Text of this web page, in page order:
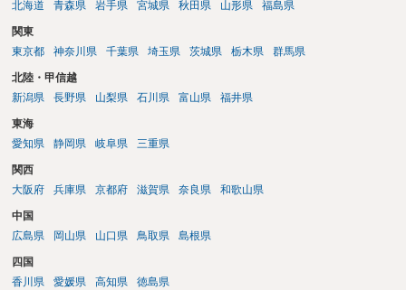
北海道
青森県 岩手県 宮城県 秋田県 山形県 福島県
関東
東京都
神奈川県 千葉県 埼玉県 茨城県 栃木県 群馬県
北陸・甲信越
新潟県
長野県 山梨県 石川県 富山県 福井県
東海
愛知県
静岡県 岐阜県 三重県
関西
大阪府
兵庫県 京都府 滋賀県 奈良県 和歌山県
中国
広島県
岡山県 山口県 鳥取県 島根県
四国
香川県
愛媛県 高知県 徳島県